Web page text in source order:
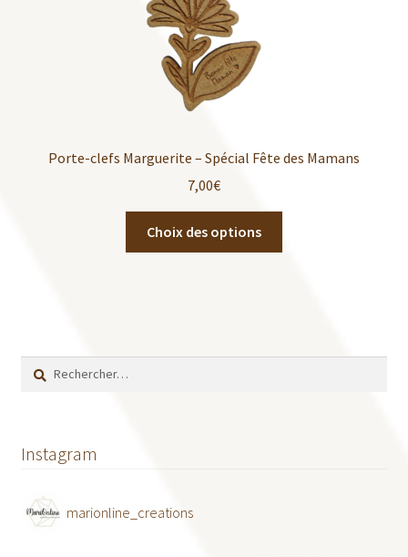
Porte-clefs Marguerite – Spécial Fête des Mamans
7,00€
Choix des options
Rechercher :
Instagram
marionline_creations